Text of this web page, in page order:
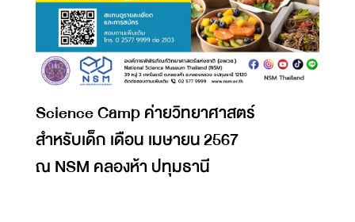
Science Camp ค่ายวิทยาศาสตร์
สำหรับเด็ก เดือน เมษายน 2567
ณ NSM คลองห้า ปทุมธานี